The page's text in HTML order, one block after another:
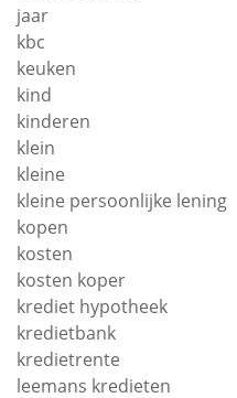
jaar
kbc
keuken
kind
kinderen
klein
kleine
kleine persoonlijke lening
kopen
kosten
kosten koper
krediet hypotheek
kredietbank
kredietrente
leemans kredieten